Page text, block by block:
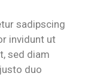
sadipscing
invidunt ut
sed diam
duo